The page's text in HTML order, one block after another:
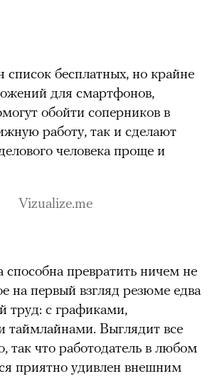
бесплатных, но крайне
для смартфонов,
обойти соперников в
работу, так и сделают
человека проще и
Vizualize.me
можно через
превратить ничем не
на первый взгляд резюме едва
труд: с графиками,
таймлайнами. Выглядит все
так что работодатель в любом
приятно удивлен внешним